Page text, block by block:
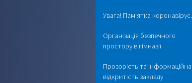
Увага! Пам'ятка коронавірус.
Організація безпечного
простору в гімназії
Прозорість та інформаційна
відкритість закладу